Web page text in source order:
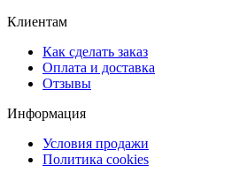
Клиентам
Как сделать заказ
Оплата и доставка
Отзывы
Информация
Условия продажи
Политика cookies